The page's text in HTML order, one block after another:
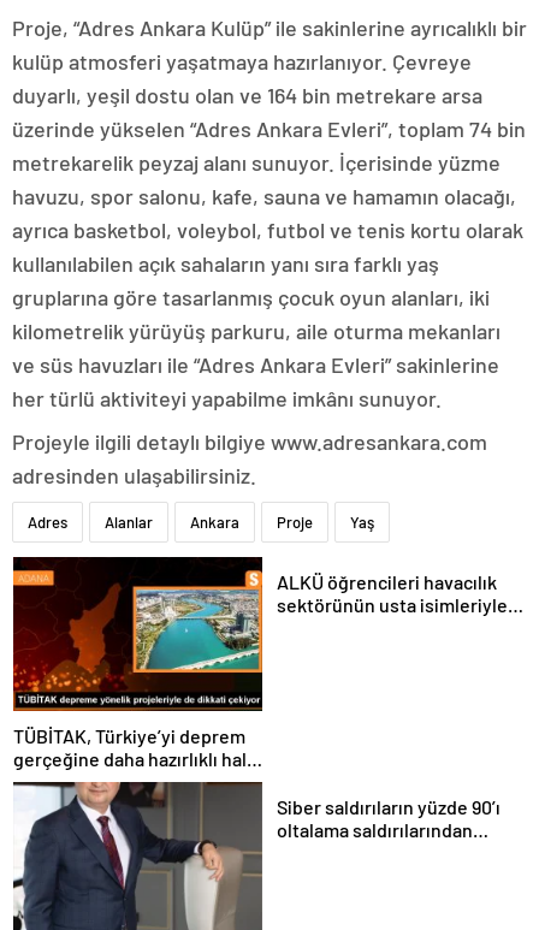
Proje, “Adres Ankara Kulüp” ile sakinlerine ayrıcalıklı bir
kulüp atmosferi yaşatmaya hazırlanıyor. Çevreye
duyarlı, yeşil dostu olan ve 164 bin metrekare arsa
üzerinde yükselen “Adres Ankara Evleri”, toplam 74 bin
metrekarelik peyzaj alanı sunuyor. İçerisinde yüzme
havuzu, spor salonu, kafe, sauna ve hamamın olacağı,
ayrıca basketbol, voleybol, futbol ve tenis kortu olarak
kullanılabilen açık sahaların yanı sıra farklı yaş
gruplarına göre tasarlanmış çocuk oyun alanları, iki
kilometrelik yürüyüş parkuru, aile oturma mekanları
ve süs havuzları ile “Adres Ankara Evleri” sakinlerine
her türlü aktiviteyi yapabilme imkânı sunuyor.
Projeyle ilgili detaylı bilgiye www.adresankara.com
adresinden ulaşabilirsiniz.
Adres Alanlar Ankara Proje Yaş
TÜBİTAK, Türkiye’yi deprem
gerçeğine daha hazırlıklı hale
getiriyor
ALKÜ öğrencileri havacılık
sektörünün usta isimleriyle
Siber saldırıların yüzde 90’ı
oltalama saldırılarından